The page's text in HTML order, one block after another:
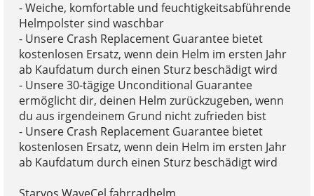
- Weiche, komfortable und feuchtigkeitsabführende
Helmpolster sind waschbar
- Unsere Crash Replacement Guarantee bietet
kostenlosen Ersatz, wenn dein Helm im ersten Jahr
ab Kaufdatum durch einen Sturz beschädigt wird
- Unsere 30-tägige Unconditional Guarantee
ermöglicht dir, deinen Helm zurückzugeben, wenn
du aus irgendeinem Grund nicht zufrieden bist
- Unsere Crash Replacement Guarantee bietet
kostenlosen Ersatz, wenn dein Helm im ersten Jahr
ab Kaufdatum durch einen Sturz beschädigt wird